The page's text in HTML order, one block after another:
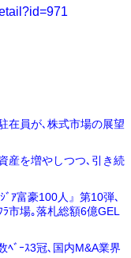
在員が､株式市場の展望
産を増やしつつ､引き続
ﾞｱ富豪100人』第10弾､
市場｡落札総額6億GEL
ﾍﾞｰｽ3冠､国内M&A業界